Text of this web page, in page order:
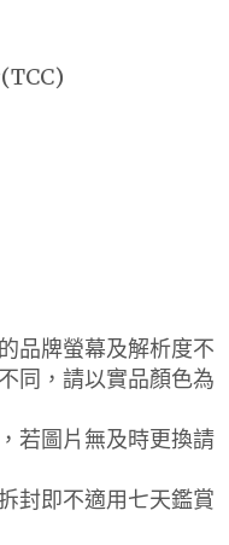
品牌螢幕及解析度不
同，請以實品顏色為
若圖片無及時更換請
封即不適用七天鑑賞